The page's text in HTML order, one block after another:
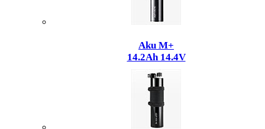
Aku M+
14.2Ah 14.4V